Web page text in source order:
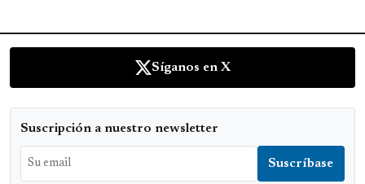
Síganos en X
Suscripción a nuestro newsletter